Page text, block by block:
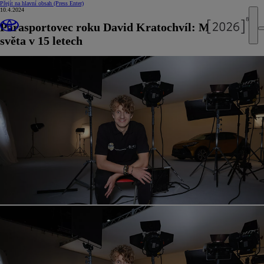
Přejít na hlavní obsah (Press Enter)
10.4.2024
Parasportovec roku David Kratochvíl: Mistrem
světa v 15 letech